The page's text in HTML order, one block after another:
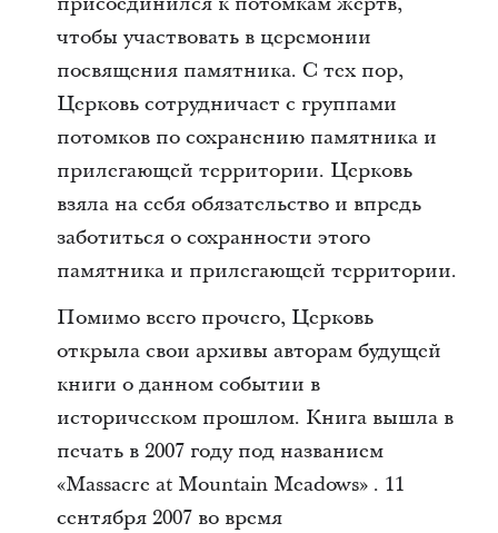
чтобы участвовать в церемонии
посвящения памятника. С тех пор,
Церковь сотрудничает с группами
потомков по сохранению памятника и
прилегающей территории. Церковь
взяла на себя обязательство и впредь
заботиться о сохранности этого
памятника и прилегающей территории.
Помимо всего прочего, Церковь
открыла свои архивы авторам будущей
книги о данном событии в
историческом прошлом. Книга вышла в
печать в 2007 году под названием
«Massacre at Mountain Meadows» . 11
сентября 2007 во время